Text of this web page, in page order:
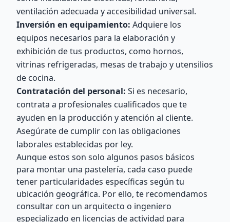
ventilación adecuada y accesibilidad universal.
Inversión en equipamiento: Adquiere los
equipos necesarios para la elaboración y
exhibición de tus productos, como hornos,
vitrinas refrigeradas, mesas de trabajo y utensilios
de cocina.
Contratación del personal: Si es necesario,
contrata a profesionales cualificados que te
ayuden en la producción y atención al cliente.
Asegúrate de cumplir con las obligaciones
laborales establecidas por ley.
Aunque estos son solo algunos pasos básicos
para montar una pastelería, cada caso puede
tener particularidades específicas según tu
ubicación geográfica. Por ello, te recomendamos
consultar con un arquitecto o ingeniero
especializado en licencias de actividad para